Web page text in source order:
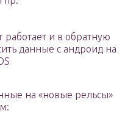
и в обратную
данные с андроид на
на «новые рельсы»